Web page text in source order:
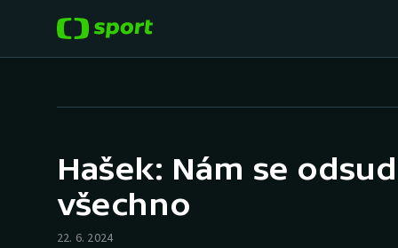
Hokej
Tenis
Baseball a softbal
Hašek: Nám se
všechno
22. 6. 2024